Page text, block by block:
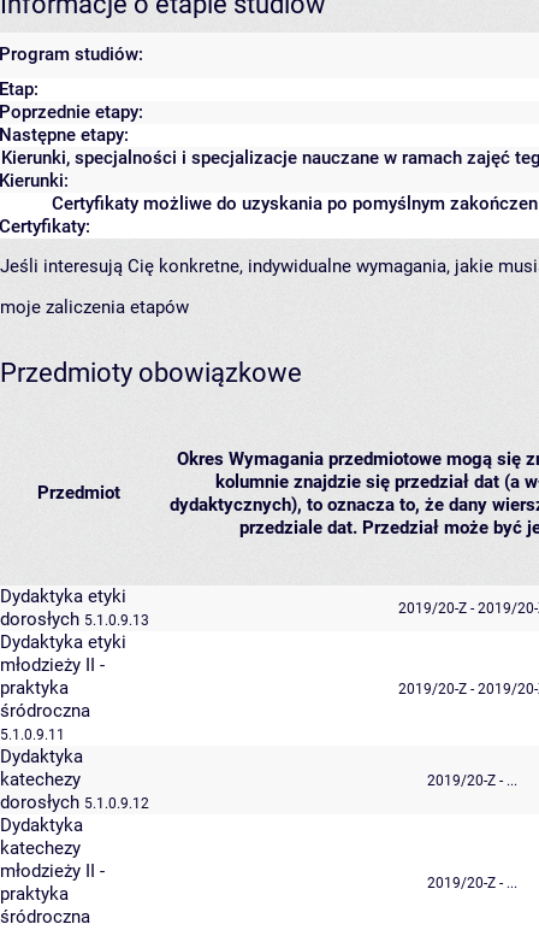
Program studiów:
Etap:
Poprzednie etapy:
Następne etapy:
Kierunki, specjalności i specjalizacje nauczane w ramach zajęć
Kierunki:
Certyfikaty możliwe do uzyskania po pomyślnym
Certyfikaty:
Jeśli interesują Cię konkretne, indywidualne wymagania, jakie
moje zaliczenia etapów
Przedmioty obowiązkowe
Przedmiot
Okres Wymagania przedmiotowe mogą się
kolumnie znajdzie się przedział dat (a
dydaktycznych), to oznacza to, że dany
przedziale dat. Przedział może być
Dydaktyka etyki
dorosłych 5.1.0.9.13
2019/20-Z - 2019/
Dydaktyka etyki
młodzieży II -
praktyka
śródroczna
5.1.0.9.11
2019/20-Z - 2019/
Dydaktyka
katechezy
dorosłych 5.1.0.9.12
2019/20-Z - ...
Dydaktyka
katechezy
młodzieży II -
praktyka
śródroczna
2019/20-Z - ...